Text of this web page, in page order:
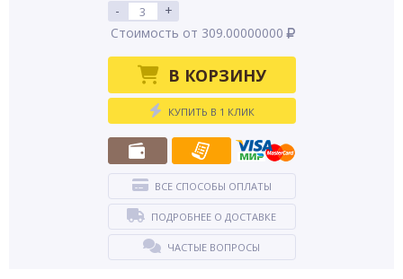
-
+
Стоимость от 309.00000000
В КОРЗИНУ
КУПИТЬ В 1 КЛИК
ВСЕ СПОСОБЫ ОПЛАТЫ
ПОДРОБНЕЕ О ДОСТАВКЕ
ЧАСТЫЕ ВОПРОСЫ